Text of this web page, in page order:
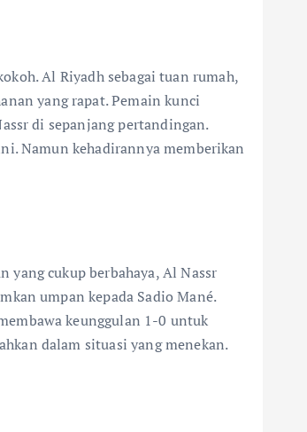
Al Riyadh sebagai tuan rumah,
yang rapat. Pemain kunci
di sepanjang pertandingan.
Namun kehadirannya memberikan
yang cukup berbahaya, Al Nassr
umpan kepada Sadio Mané.
keunggulan 1-0 untuk
dalam situasi yang menekan.